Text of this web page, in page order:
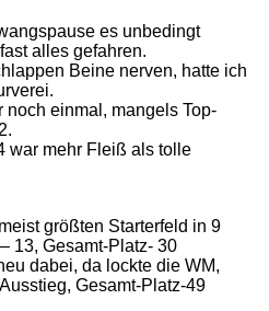
es unbedingt
alles gefahren.
Beine nerven, hatte ich
noch einmal, mangels Top-
war mehr Fleiß als tolle
größten Starterfeld in 9
13, Gesamt-Platz- 30
dabei, da lockte die WM,
Gesamt-Platz-49